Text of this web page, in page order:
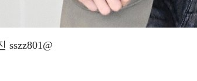
sszz801@